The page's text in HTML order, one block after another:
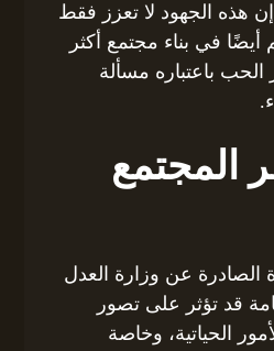
إن هذه الجهود لا تعزز فقط
في بناء مجتمع أكثر
الحب باعتباره مسألة
المجتمع
الصادرة عن وزارة العدل
قد تؤثر على تصور
الحياتية، وخاصة